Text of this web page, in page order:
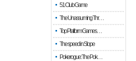
51 Club Game
The Unassuming Thr…
Top Platform Games…
The speed in Slope
Pokerogue: The Pok…